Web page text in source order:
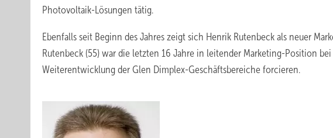
Photovoltaik-Lösungen tätig.
Ebenfalls seit Beginn des Jahres zeigt sich Henrik Rutenbeck als neuer
Rutenbeck (55) war die letzten 16 Jahre in leitender Marketing-Position
Weiterentwicklung der Glen Dimplex-Geschäftsbereiche forcieren.